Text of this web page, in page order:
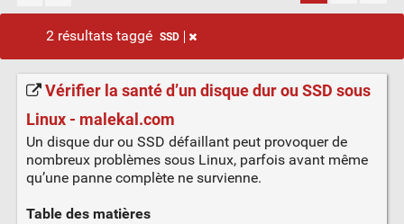
2 résultats taggé SSD
Vérifier la santé d’un disque dur ou SSD sous
Linux - malekal.com
Un disque dur ou SSD défaillant peut provoquer de
nombreux problèmes sous Linux, parfois avant même
qu’une panne complète ne survienne.
Table des matières